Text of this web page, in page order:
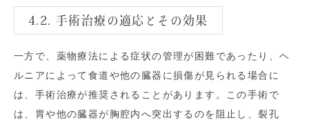
4.2. 手術治療の適応とその効果
一方で、薬物療法による症状の管理が困難であったり、ヘ
ルニアによって食道や他の臓器に損傷が見られる場合に
は、手術治療が推奨されることがあります。この手術で
は、胃や他の臓器が胸腔内へ突出するのを阻止し、裂孔